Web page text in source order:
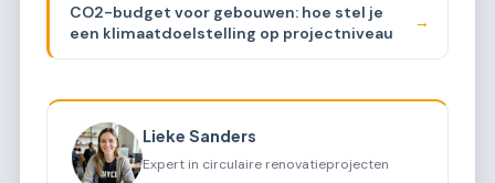
CO2-budget voor gebouwen: hoe stel je
een klimaatdoelstelling op projectniveau
→
Lieke Sanders
Expert in circulaire renovatieprojecten